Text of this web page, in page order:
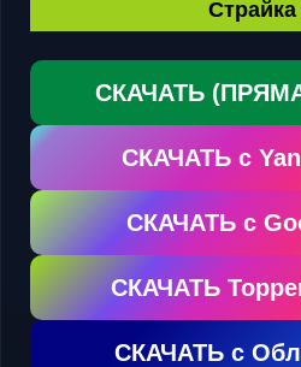
Страйка
СКАЧАТЬ
СКАЧАТЬ с
СКАЧАТЬ с
СКАЧАТЬ
СКАЧАТЬ с